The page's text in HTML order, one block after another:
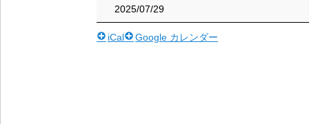
2025/07/29
iCal Google カレンダー